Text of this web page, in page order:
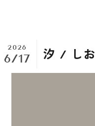
汐 / しお
2026
6/17